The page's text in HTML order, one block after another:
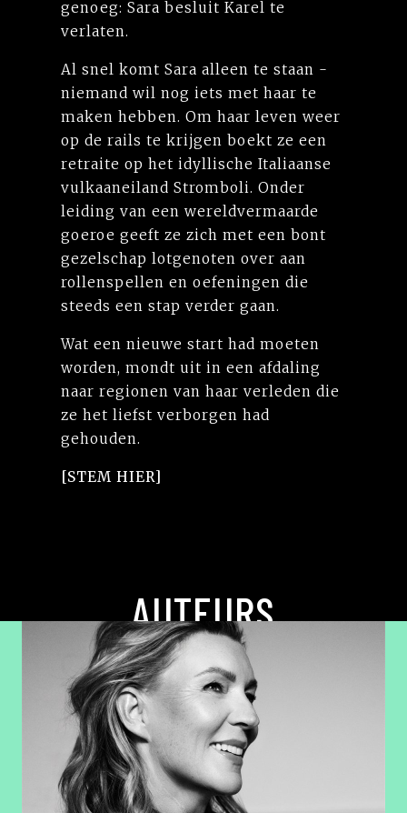
genoeg: Sara besluit Karel te
verlaten.
Al snel komt Sara alleen te staan -
niemand wil nog iets met haar te
maken hebben. Om haar leven weer
op de rails te krijgen boekt ze een
retraite op het idyllische Italiaanse
vulkaaneiland Stromboli. Onder
leiding van een wereldvermaarde
goeroe geeft ze zich met een bont
gezelschap lotgenoten over aan
rollenspellen en oefeningen die
steeds een stap verder gaan.
Wat een nieuwe start had moeten
worden, mondt uit in een afdaling
naar regionen van haar verleden die
ze het liefst verborgen had
gehouden.
[STEM HIER]
AUTEURS